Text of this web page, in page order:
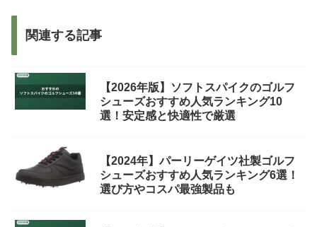
関連する記事
【2026年版】ソフトスパイクのゴルフ
シューズおすすめ人気ランキング10
選！安定感と快適性で厳選
【2024年】パーリーゲイツ社製ゴルフ
シューズおすすめ人気ランキング6選！
選び方やコスパ最強製品も